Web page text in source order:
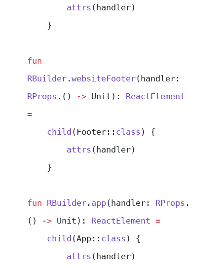
        attrs
(handler)
    }
fun
RBuilder .websiteFooter
RProps .() -> Unit): ReactElement
=
    child
(Footer:: class ) {
        attrs
(handler)
    }
fun RBuilder . app(handler: RProps .
()
-> Unit): ReactElement =
    child
(App:: class ) {
        attrs
(handler)